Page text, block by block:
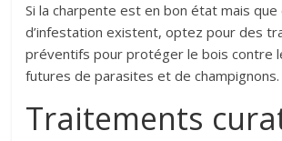
Si la charpente est en bon état mais
d’infestation existent, optez pour des
préventifs pour protéger le bois contre
futures de parasites et de champignons.
Traitements